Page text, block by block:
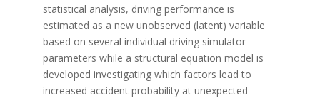
statistical analysis, driving performance is
estimated as a new unobserved (latent) variable
based on several individual driving simulator
parameters while a structural equation model is
developed investigating which factors lead to
increased accident probability at unexpected